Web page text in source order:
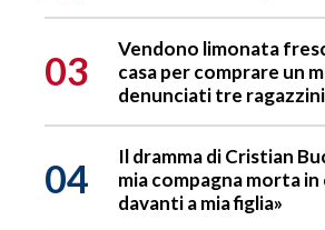
03
Vendono limonata
casa per comprare un
denunciati tre ragazzini
04
Il dramma di Cristian
mia compagna morta in
davanti a mia figlia»